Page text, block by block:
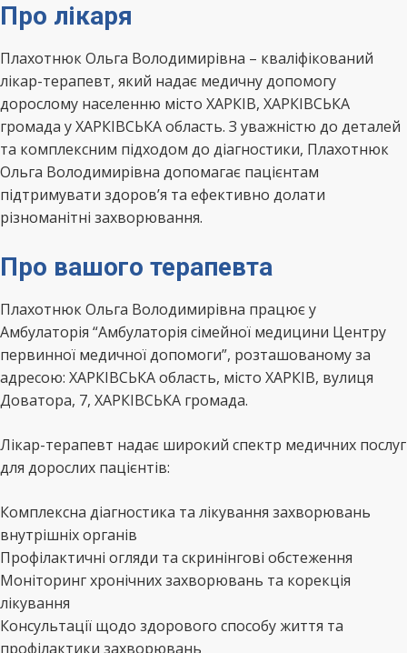
Про лікаря
Плахотнюк Ольга Володимирівна – кваліфікований
лікар-терапевт, який надає медичну допомогу
дорослому населенню місто ХАРКІВ, ХАРКІВСЬКА
громада у ХАРКІВСЬКА область. З уважністю до деталей
та комплексним підходом до діагностики, Плахотнюк
Ольга Володимирівна допомагає пацієнтам
підтримувати здоров’я та ефективно долати
різноманітні захворювання.
Про вашого терапевта
Плахотнюк Ольга Володимирівна працює у
Амбулаторія “Амбулаторія сімейної медицини Центру
первинної медичної допомоги”, розташованому за
адресою: ХАРКІВСЬКА область, місто ХАРКІВ, вулиця
Доватора, 7, ХАРКІВСЬКА громада.
Лікар-терапевт надає широкий спектр медичних послуг
для дорослих пацієнтів:
Комплексна діагностика та лікування захворювань
внутрішніх органів
Профілактичні огляди та скринінгові обстеження
Моніторинг хронічних захворювань та корекція
лікування
Консультації щодо здорового способу життя та
профілактики захворювань